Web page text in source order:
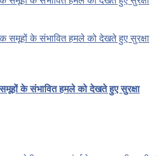
के संभावित हमले को देखते हुए सुरक्षा